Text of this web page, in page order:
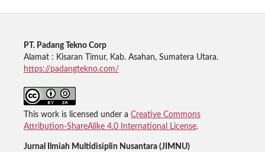
PT. Padang Tekno Corp
Alamat : Kisaran Timur, Kab. Asahan, Sumatera Utara.
https://padangtekno.com/
This work is licensed under a Creative Commons
Attribution-ShareAlike 4.0 International License.
Jurnal Ilmiah Multidisiplin Nusantara (JIMNU)